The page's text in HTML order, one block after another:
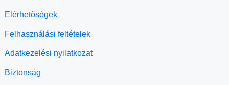
Elérhetőségek
Felhasználási feltételek
Adatkezelési nyilatkozat
Biztonság